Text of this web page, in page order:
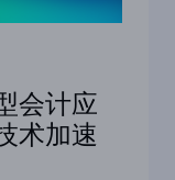
会计应
术加速